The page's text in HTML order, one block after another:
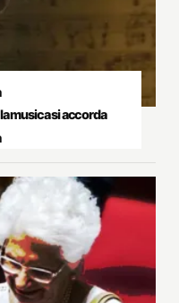
musica si accorda